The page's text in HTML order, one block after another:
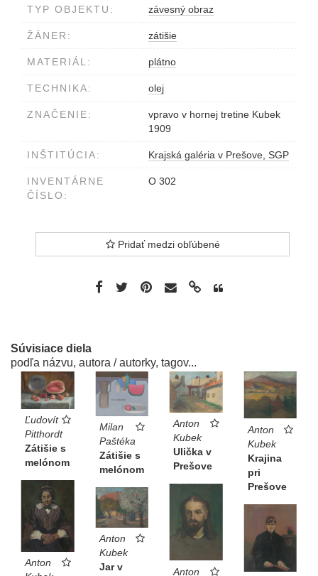
TYP OBJEKTU: závesný obraz
ŽÁNER: zátišie
MATERIÁL: plátno
TECHNIKA: olej
ZNAČENIE:
vpravo v hornej tretine Kubek
1909
INŠTITÚCIA: Krajská galéria v Prešove, SGP
INVENTÁRNE
ČÍSLO:
O 302
Pridať medzi obľúbené
Súvisiace diela
podľa názvu, autora / autorky, tagov...
Ľudovít
Pitthordt
Zátišie s
melónom
Milan
Paštéka
Zátišie s
melónom
Anton
Kubek
Ulička v
Prešove
Anton
Kubek
Krajina
pri
Prešove
Anton
Anton
Anton
Kubek
Jar v